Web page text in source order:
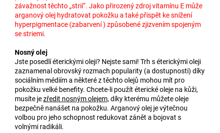
závažnost těchto „strií“. Jako přirozený zdroj vitamínu E může
arganový olej hydratovat pokožku a také přispět ke snížení
hyperpigmentace (zabarvení ) způsobené zjizvením spojeným
se striemi.
Nosný olej
Jste posedlí éterickými oleji? Nejste sami! Trh s éterickými oleji
zaznamenal obrovský rozmach popularity (a dostupnosti) díky
sociálním médiím a některé z těchto olejů mohou mít pro
pokožku velké benefity. Chcete-li použít éterické oleje na kůži,
musíte jezředit nosným olejem,díky kterému můžete oleje
bezpečně nanášet na pokožku. Arganový olej je výtečnou
volbou pro jeho schopnost redukovat zánět a bojovat s
volnými radikáli.